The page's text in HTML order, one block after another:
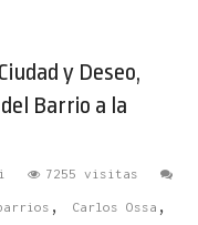
y Deseo,
Barrio a la
7255 visitas
, Carlos Ossa ,